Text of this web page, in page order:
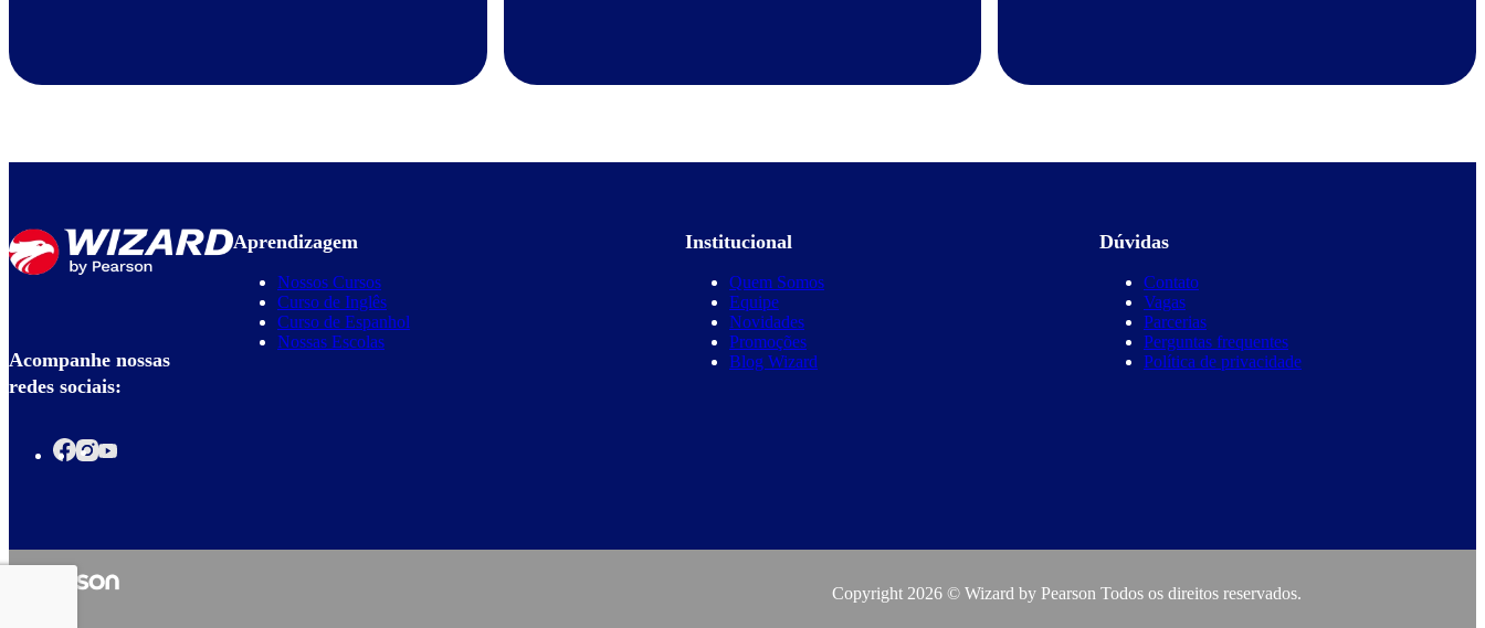
Acompanhe nossas
redes sociais:
Aprendizagem
Nossos Cursos
Curso de Inglês
Curso de Espanhol
Nossas Escolas
Institucional
Quem Somos
Equipe
Novidades
Promoções
Blog Wizard
Dúvidas
Contato
Vagas
Parcerias
Perguntas frequentes
Política de privacidade
Copyright 2026 © Wizard by Pearson Todos os direitos reservados.